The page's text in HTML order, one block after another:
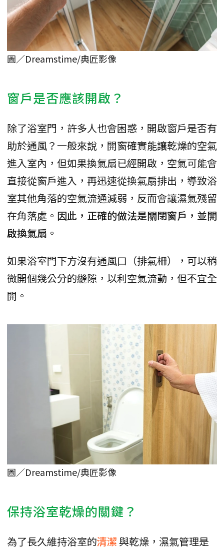
圖／Dreamstime/典匠影像
窗戶是否應該開啟？
除了浴室門，許多人也會困惑，開啟窗戶是否有
助於通風？一般來說，開窗確實能讓乾燥的空氣
進入室內，但如果換氣扇已經開啟，空氣可能會
直接從窗戶進入，再迅速從換氣扇排出，導致浴
室其他角落的空氣流通減弱，反而會讓濕氣殘留
在角落處。 因此，正確的做法是關閉窗戶，並開
啟換氣扇 。
如果浴室門下方沒有通風口（排氣柵），可以稍
微開個幾公分的縫隙，以利空氣流動，但不宜全
開。
圖／Dreamstime/典匠影像
保持浴室乾燥的關鍵？
為了長久維持浴室的清潔與乾燥，濕氣管理是